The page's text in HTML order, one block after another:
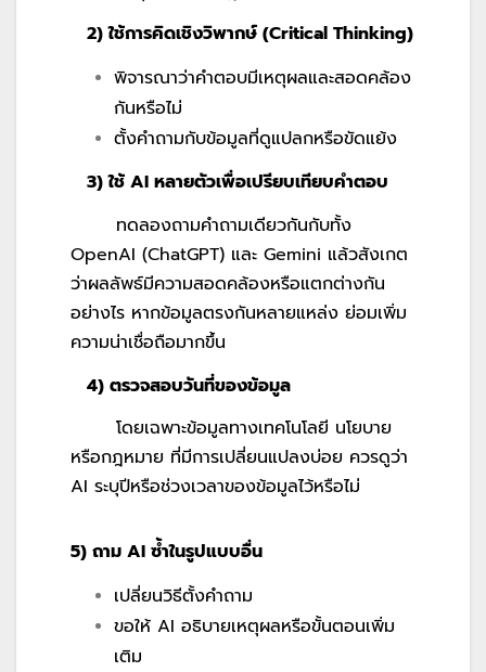
2) ใช้การคิดเชิงวิพากษ์ (Critical Thinking)
พิจารณาว่าคำตอบมีเหตุผลและสอดคล้อง
กันหรือไม่
ตั้งคำถามกับข้อมูลที่ดูแปลกหรือขัดแย้ง
3) ใช้ AI หลายตัวเพื่อเปรียบเทียบคำตอบ
ทดลองถามคำถามเดียวกันกับทั้ง
OpenAI (ChatGPT) และ Gemini แล้วสังเกต
ว่าผลลัพธ์มีความสอดคล้องหรือแตกต่างกัน
อย่างไร หากข้อมูลตรงกันหลายแหล่ง ย่อมเพิ่ม
ความน่าเชื่อถือมากขึ้น
4) ตรวจสอบวันที่ของข้อมูล
โดยเฉพาะข้อมูลทางเทคโนโลยี นโยบาย
หรือกฎหมาย ที่มีการเปลี่ยนแปลงบ่อย ควรดูว่า
AI ระบุปีหรือช่วงเวลาของข้อมูลไว้หรือไม่
5) ถาม AI ซ้ำในรูปแบบอื่น
เปลี่ยนวิธีตั้งคำถาม
ขอให้ AI อธิบายเหตุผลหรือขั้นตอนเพิ่ม
เติม